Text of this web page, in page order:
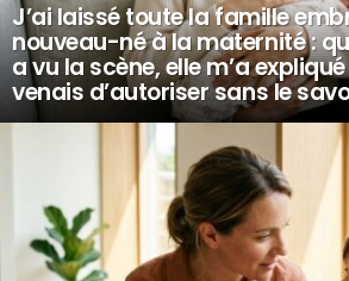
J’ai laissé toute la famille
nouveau-né à la maternité :
a vu la scène, elle m’a
venais d’autoriser sans le